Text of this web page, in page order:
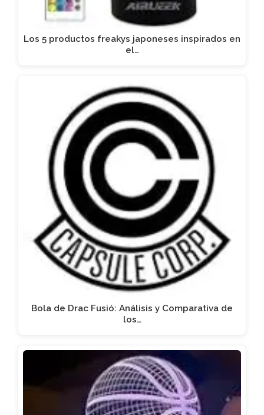
Los 5 productos freakys japoneses inspirados en
el…
Bola de Drac Fusió: Análisis y Comparativa de
los…